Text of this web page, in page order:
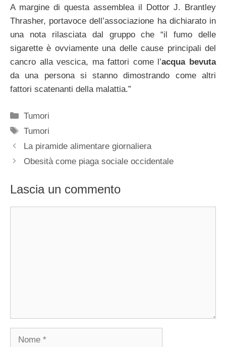
A margine di questa assemblea il Dottor J. Brantley
Thrasher, portavoce dell’associazione ha dichiarato in
una nota rilasciata dal gruppo che “il fumo delle
sigarette è ovviamente una delle cause principali del
cancro alla vescica, ma fattori come l’acqua bevuta
da una persona si stanno dimostrando come altri
fattori scatenanti della malattia.”
Categorie
Tumori
Tag
Tumori
La piramide alimentare giornaliera
Obesità come piaga sociale occidentale
Lascia un commento